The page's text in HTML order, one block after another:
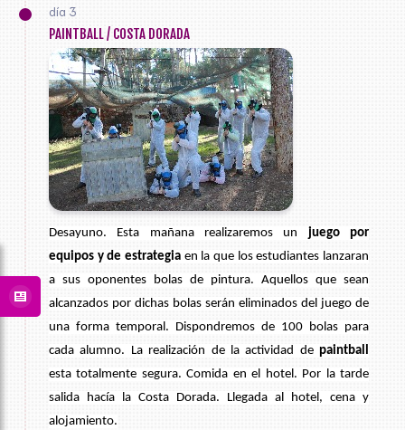
día 3
PAINTBALL / COSTA DORADA
Desayuno. Esta mañana realizaremos un juego por
equipos y de estrategia en la que los estudiantes lanzaran
a sus oponentes bolas de pintura. Aquellos que sean
alcanzados por dichas bolas serán eliminados del juego de
una forma temporal. Dispondremos de 100 bolas para
cada alumno. La realización de la actividad de paintball
esta totalmente segura. Comida en el hotel. Por la tarde
salida hacía la Costa Dorada. Llegada al hotel, cena y
alojamiento.